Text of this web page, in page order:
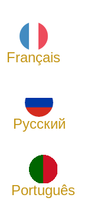
Français
Русский
Português